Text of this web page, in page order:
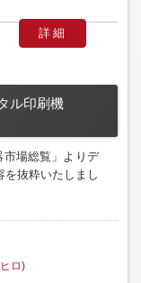
詳細
ル印刷機
市場総覧」よりデ
を抜粋いたしまし
ロ)